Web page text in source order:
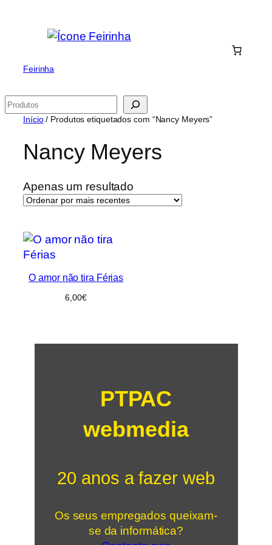
Feirinha
Pesquisar
Início/ Produtos etiquetados com “Nancy Meyers”
Nancy Meyers
Apenas um resultado
O amor não tira Férias
6,00€
PTPAC
webmedia
20 anos a fazer web
Os seus empregados queixam-
se da informática?